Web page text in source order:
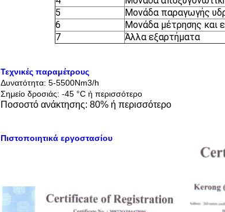
5
Μονάδα παραγωγής
6
Μονάδα μέτρησης και
7
Άλλα εξαρτήματα
Τεχνικές παραμέτρους
Δυνατότητα: 5-5500Nm3/h
Σημείο δροσιάς: -45 °C ή περισσότερο
Ποσοστό ανάκτησης: 80% ή περισσότερο
Πιστοποιητικά εργοστασίου